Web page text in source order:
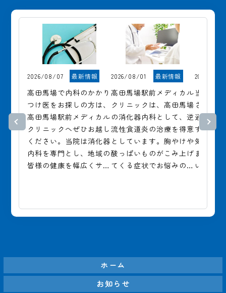
2026/08/07 最新情報
高田馬場で内科のかかり
つけ医をお探しの方は、
高田馬場駅前メディカル
クリニックへぜひお越し
ください。当院は消化器
内科を専門とし、地域の
皆様の健康を幅広くサポ
療にも力を入れていま
す。皆様の健康を支える
ために、私たちがしっか
2026/08/01 最新情報
高田馬場駅前メディカル
クリニックは、高田馬場
の消化器内科として、逆
流性食道炎の治療を得意
としています。胸やけや
酸っぱいものがこみ上げ
てくる症状でお悩みの方
正確な診断を行います。
お薬に加え、生活習慣の
改善指導を取り入れ、つ
2026/07/
当院は8
ざいま
通常通
す。
気にな
ました
いませ。
ホーム
お知らせ